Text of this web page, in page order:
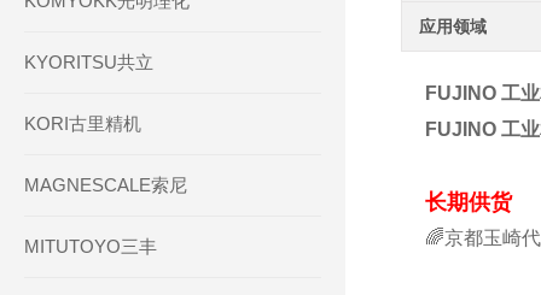
应用领域
FUJINO 工
FUJINO 工
长期供货
🌈京都玉崎
KYORITSU共立
KORI古里精机
MAGNESCALE索尼
MITUTOYO三丰